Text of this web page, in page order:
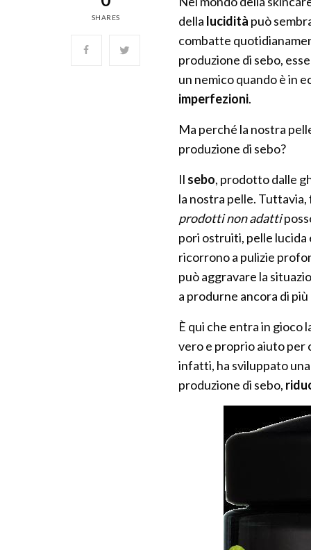
SHARES
della lucidità può
combatte
produzione di sebo,
un nemico quando è in
imperfezioni.
Ma perché la nostra
produzione di sebo?
Il sebo, prodotto dalle
la nostra pelle.
prodotti non adatti
pori ostruiti, pelle lucida
ricorrono a pulizie
può aggravare la
a produrne ancora di
È qui che entra in gioco
vero e proprio aiuto per
infatti, ha sviluppato
produzione di sebo,